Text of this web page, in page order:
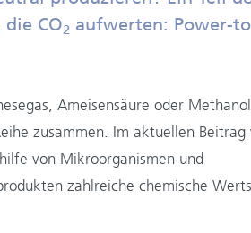
CO2 aufwerten: Power-
Ameisensäure oder Methanol
zusammen. Im aktuellen Beitrag
von Mikroorganismen und
zahlreiche chemische